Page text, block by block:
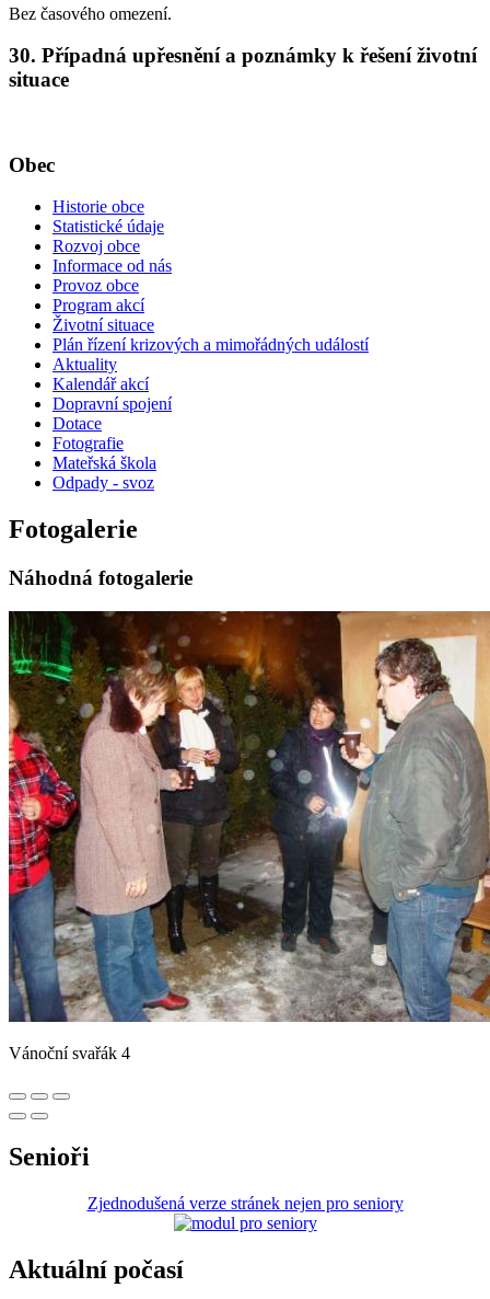
Bez časového omezení.
30. Případná upřesnění a poznámky k řešení životní
situace
Obec
Historie obce
Statistické údaje
Rozvoj obce
Informace od nás
Provoz obce
Program akcí
Životní situace
Plán řízení krizových a mimořádných událostí
Aktuality
Kalendář akcí
Dopravní spojení
Dotace
Fotografie
Mateřská škola
Odpady - svoz
Fotogalerie
Náhodná fotogalerie
Vánoční svařák 4
Senioři
Zjednodušená verze stránek nejen pro seniory
Aktuální počasí